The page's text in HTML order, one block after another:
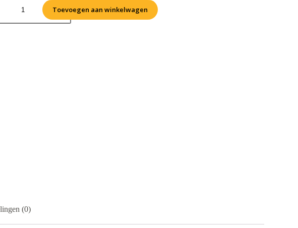
Toevoegen aan winkelwagen
(0)